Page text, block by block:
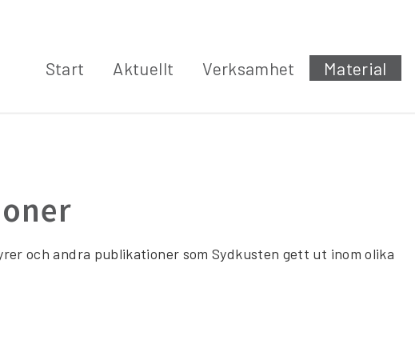
Start Aktuellt Verksamhet Material
och andra publikationer som Sydkusten gett ut inom olika